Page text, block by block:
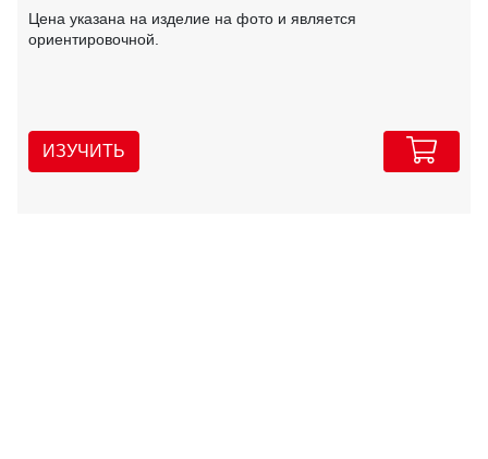
Цена указана на изделие на фото и является
ориентировочной.
ИЗУЧИТЬ